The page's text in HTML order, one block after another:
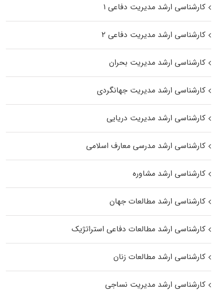
کارشناسی ارشد مدیریت دفاعی ۱
کارشناسی ارشد مدیریت دفاعی ۲
کارشناسی ارشد مدیریت بحران
کارشناسی ارشد مدیریت جهانگردی
کارشناسی ارشد مدیریت دریایی
کارشناسی ارشد مدرسی معارف اسلامی
کارشناسی ارشد مشاوره
کارشناسی ارشد مطالعات جهان
کارشناسی ارشد مطالعات دفاعی استراتژیک
کارشناسی ارشد مطالعات زنان
کارشناسی ارشد مدیریت نساجی